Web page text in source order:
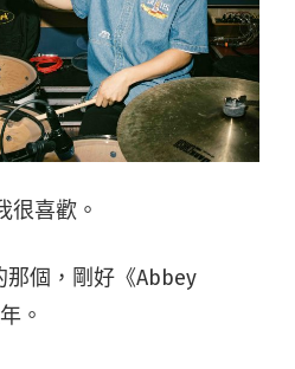
很喜歡。
那個，剛好《Abbey
。